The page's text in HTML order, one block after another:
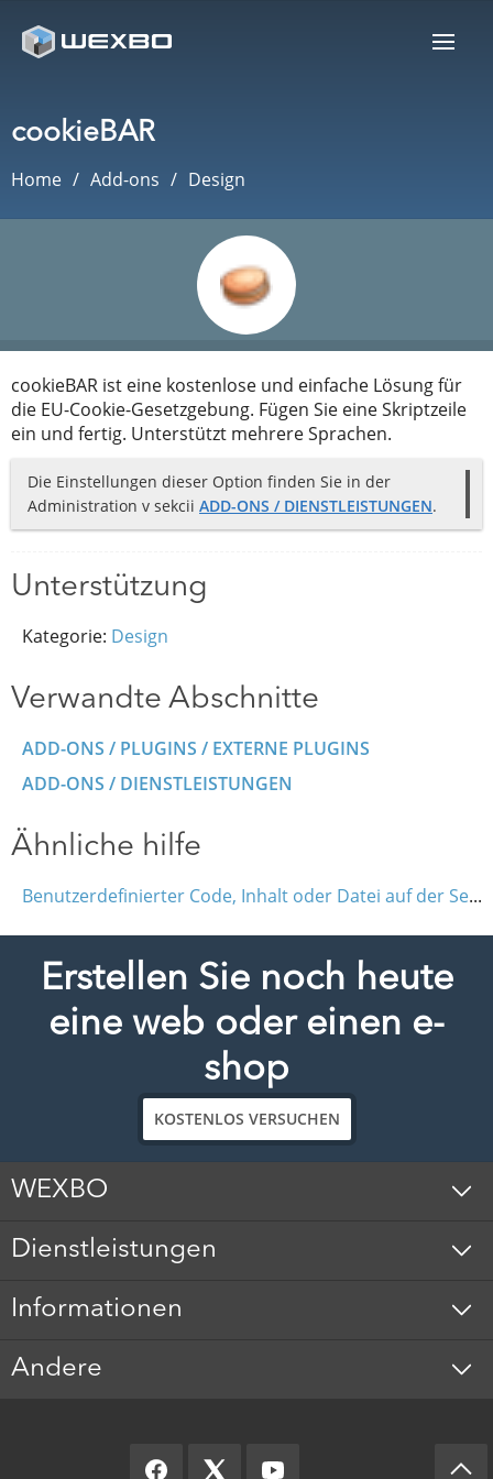
cookieBAR
Home Add-ons Design
cookieBAR ist eine kostenlose und einfache Lösung für
die EU-Cookie-Gesetzgebung. Fügen Sie eine Skriptzeile
ein und fertig. Unterstützt mehrere Sprachen.
Die Einstellungen dieser Option finden Sie in der
Administration v sekcii ADD-ONS / DIENSTLEISTUNGEN.
Unterstützung
Kategorie: Design
Verwandte Abschnitte
ADD-ONS / PLUGINS / EXTERNE PLUGINS
ADD-ONS / DIENSTLEISTUNGEN
Ähnliche hilfe
Benutzerdefinierter Code, Inhalt oder Datei auf der Seite (Iframe, HTML, JavaScript)
Erstellen Sie noch heute
eine web oder einen e-
shop
KOSTENLOS VERSUCHEN
WEXBO
Dienstleistungen
Informationen
Andere